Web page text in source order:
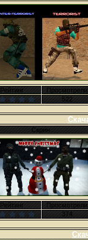
Рейтинг
Просмотрели
522
Скрин
Рейтинг
Просмотрели
374